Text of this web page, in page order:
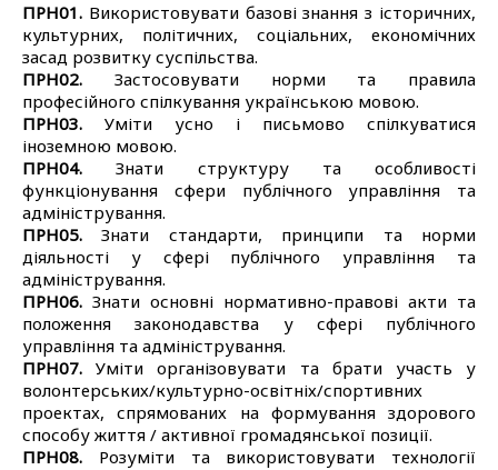
ПРН01. Використовувати базові знання з історичних,
культурних, політичних, соціальних, економічних
засад розвитку суспільства.
ПРН02. Застосовувати норми та правила
професійного спілкування українською мовою.
ПРН03. Уміти усно і письмово спілкуватися
іноземною мовою.
ПРН04. Знати структуру та особливості
функціонування сфери публічного управління та
адміністрування.
ПРН05. Знати стандарти, принципи та норми
діяльності у сфері публічного управління та
адміністрування.
ПРН06. Знати основні нормативно-правові акти та
положення законодавства у сфері публічного
управління та адміністрування.
ПРН07. Уміти організовувати та брати участь у
волонтерських/культурно-освітніх/спортивних
проектах, спрямованих на формування здорового
способу життя / активної громадянської позиції.
ПРН08. Розуміти та використовувати технології